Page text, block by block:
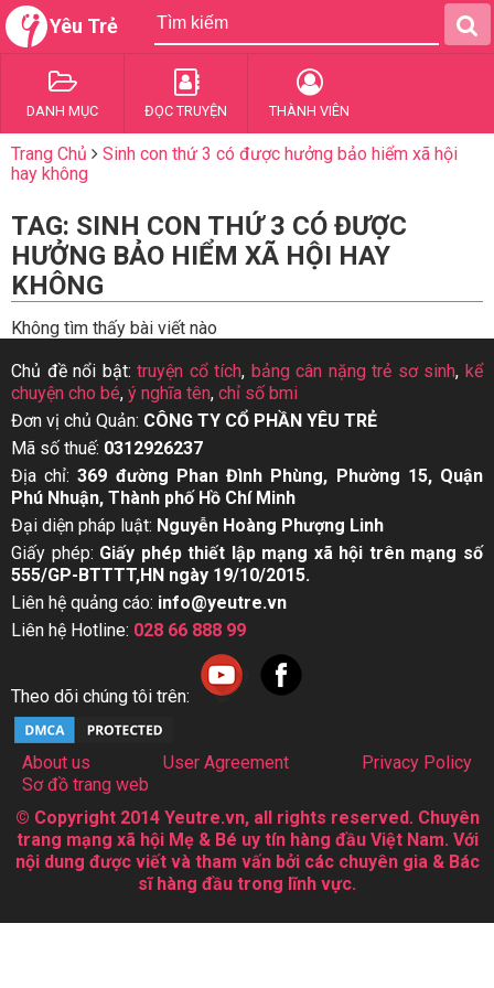
Yêu Trẻ
DANH MỤC ĐỌC TRUYỆN THÀNH VIÊN
Trang Chủ
Sinh con thứ 3 có được hưởng bảo hiểm xã hội
hay không
TAG: SINH CON THỨ 3 CÓ ĐƯỢC
HƯỞNG BẢO HIỂM XÃ HỘI HAY
KHÔNG
Không tìm thấy bài viết nào
Chủ đề nổi bật:truyện cổ tích, bảng cân nặng trẻ sơ sinh,kể
chuyện cho bé, ý nghĩa tên, chỉ số bmi
Đơn vị chủ Quản: CÔNG TY CỔ PHẦN YÊU TRẺ
Mã số thuế: 0312926237
Địa chỉ:369 đường Phan Đình Phùng, Phường 15, Quận
Phú Nhuận, Thành phố Hồ Chí Minh
Đại diện pháp luật: Nguyễn Hoàng Phượng Linh
Giấy phép: Giấy phép thiết lập mạng xã hội trên mạng số
555/GP-BTTTT,HN ngày 19/10/2015.
Liên hệ quảng cáo: info@yeutre.vn
Liên hệ Hotline: 028 66 888 99
Theo dõi chúng tôi trên:
About us User Agreement
Privacy Policy
Sơ đồ trang web
© Copyright 2014 Yeutre.vn, all rights reserved. Chuyên
trang mạng xã hội Mẹ & Bé uy tín hàng đầu Việt Nam. Với
nội dung được viết và tham vấn bởi các chuyên gia & Bác
sĩ hàng đầu trong lĩnh vực.